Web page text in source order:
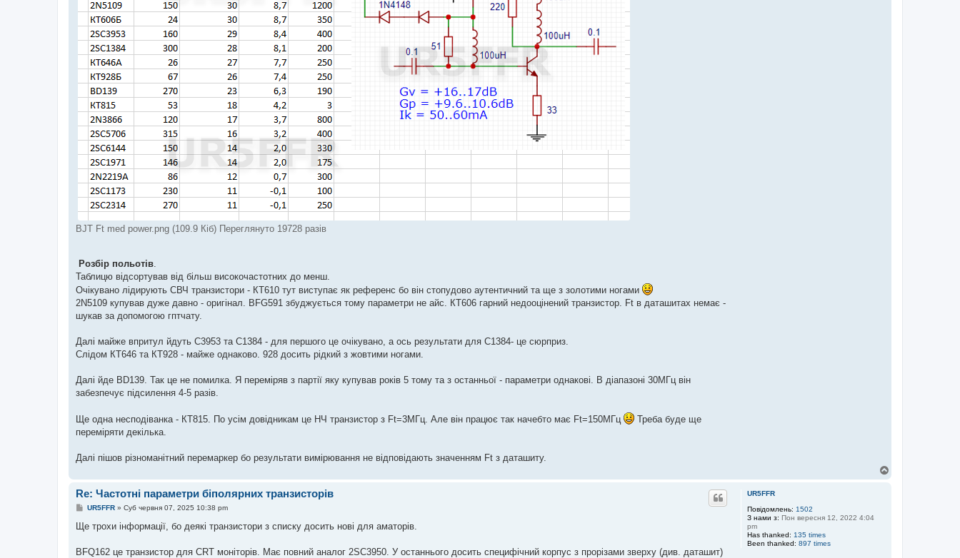
BJT Ft med power.png (109.9 Кіб) Переглянуто 19728 разів
Розбір польотів.
Таблицю відсортував від більш високочастотних до менш.
Очікувано лідирують СВЧ транзистори - КТ610 тут виступає як референс бо він стопудово аутентичний та ще з золотими ногами
2N5109 купував дуже давно - оригінал. BFG591 збуджується тому параметри не айс. КТ606 гарний недооцінений транзистор. Ft в даташитах немає -
шукав за допомогою гптчату.
Далі майже впритул йдуть С3953 та С1384 - для першого це очікувано, а ось результати для С1384- це сюрприз.
Слідом КТ646 та КТ928 - майже однаково. 928 досить рідкий з жовтими ногами.
Далі йде BD139. Так це не помилка. Я переміряв з партії яку купував років 5 тому та з останньої - параметри однакові. В діапазоні 30МГц він
забезпечує підсилення 4-5 разів.
Ще одна несподіванка - КТ815. По усім довідникам це НЧ транзистор з Ft=3МГц. Але він працює так начебто має Ft=150МГц
Треба буде ще
переміряти декілька.
Далі пішов різноманітний перемаркер бо результати вимірювання не відповідають значенням Ft з даташиту.
UR5FFR
Повідомлень: 1502
З нами з: Пон вересня 12, 2022 4:04
pm
Has thanked: 135 times
Been thanked: 897 times
Re: Частотні параметри біполярних транзисторів
П
в
і
о
UR5FFR» Суб червня 07, 2025 10:38 pm
Ще трохи інформації, бо деякі транзистори з списку досить нові для аматорів.
BFQ162 це транзистор для CRT моніторів. Має повний аналог 2SC3950. У останнього досить специфічний корпус з прорізами зверху (див. даташит)